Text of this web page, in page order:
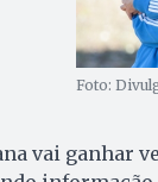
Foto:
vai ganhar